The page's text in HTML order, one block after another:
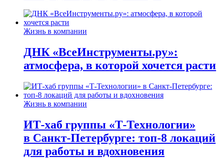
Жизнь в компании
ДНК «ВсеИнструменты.ру»:
атмосфера, в которой хочется расти
Жизнь в компании
ИТ-хаб группы «Т-Технологии»
в Санкт-Петербурге: топ-8 локаций
для работы и вдохновения